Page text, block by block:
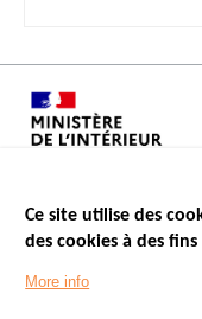
Menu
Footer
LES SITES PUBLICS
Ce site utilise des
des cookies à des
More info